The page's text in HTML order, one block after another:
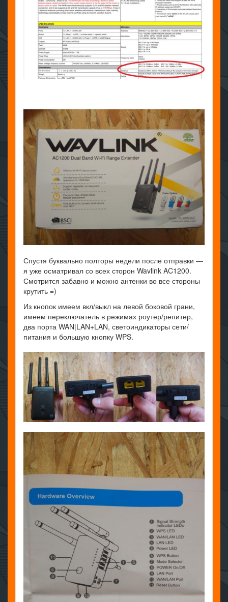
Спустя буквально полторы недели после отправки —
я уже осматривал со всех сторон Wavlink AC1200.
Смотрится забавно и можно антенки во все стороны
крутить =)
Из кнопок имеем вкл/выкл на левой боковой грани,
имеем переключатель в режимах роутер/репитер,
два порта WAN|LAN+LAN, светоиндикаторы сети/
питания и большую кнопку WPS.